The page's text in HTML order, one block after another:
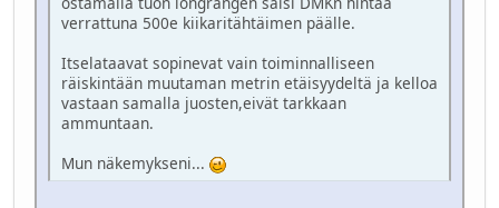
verrattuna 500e kiikaritähtäimen päälle.
Itselataavat sopinevat vain toiminnalliseen
räiskintään muutaman metrin etäisyydeltä ja kelloa
vastaan samalla juosten,eivät tarkkaan
ammuntaan.
Mun näkemykseni...